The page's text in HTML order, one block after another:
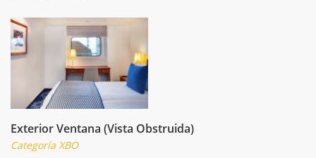
Exterior Ventana (Vista Obstruida)
Categoría XBO